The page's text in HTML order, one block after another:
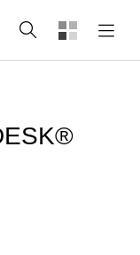
Meklēt